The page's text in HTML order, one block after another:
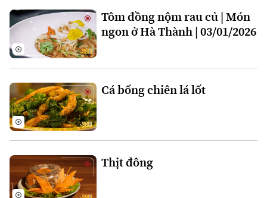
Chuyên mục
Tôm đồng nộm rau củ | Món
ngon ở Hà Thành | 03/01/2026
Cá bống chiên lá lốt
Thịt đông